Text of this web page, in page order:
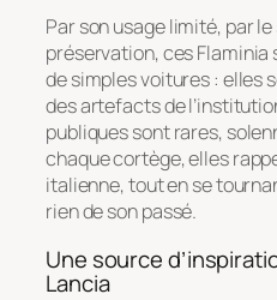
Par son usage limité, par
préservation, ces Flaminia
de simples voitures : elles
des artefacts de
publiques sont rares,
chaque cortège, elles
italienne, tout en se
rien de son passé.
Une source
Lancia